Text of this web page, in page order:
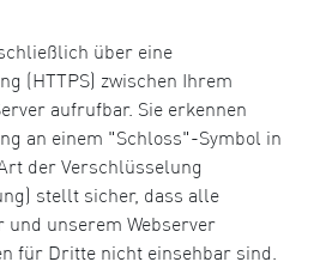
über eine
(HTTPS) zwischen Ihrem
aufrufbar. Sie erkennen
an einem "Schloss"-Symbol in
der Verschlüsselung
stellt sicher, dass alle
unserem Webserver
für Dritte nicht einsehbar sind.